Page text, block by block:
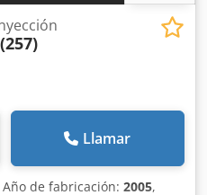
Llamar
Año de fabricación: 2005,